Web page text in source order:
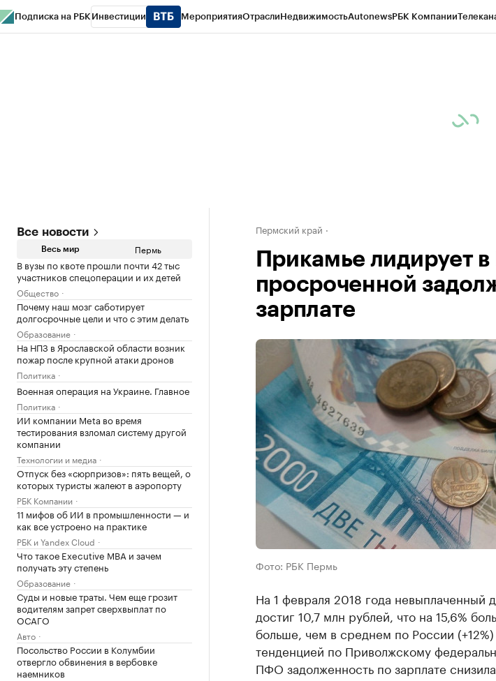
Подписка на РБК Инвестиции МероприятияОтраслиНедвижимостьAutonewsРБК Компании
Все новости
Весь мир Пермь
В вузы по квоте прошли почти 42 тыс
участников спецоперации и их детей
Общество
Почему наш мозг саботирует
долгосрочные цели и что с этим делать
Образование
На НПЗ в Ярославской области возник
пожар после крупной атаки дронов
Политика
Военная операция на Украине. Главное
Политика
ИИ компании Meta во время
тестирования взломал систему другой
компании
Технологии и медиа
Отпуск без «сюрпризов»: пять вещей, о
которых туристы жалеют в аэропорту
РБК Компании
11 мифов об ИИ в промышленности — и
как все устроено на практике
РБК и Yandex Cloud
Что такое Executive MBA и зачем
получать эту степень
Образование
Суды и новые траты. Чем еще грозит
водителям запрет сверхвыплат по
ОСАГО
Авто
Посольство России в Колумбии
отвергло обвинения в вербовке
наемников
Пермский край
Прикамье лидирует
просроченной
зарплате
Фото: РБК Пермь
На 1 февраля 2018 года невыплаченный
достиг 10,7 млн рублей, что на 15,6%
больше, чем в среднем по России
тенденцией по Приволжскому
ПФО задолженность по зарплате